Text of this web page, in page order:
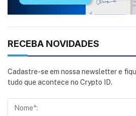
RECEBA NOVIDADES
Cadastre-se em nossa newsletter e
tudo que acontece no Crypto ID.